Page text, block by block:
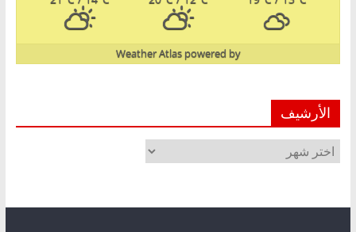
powered by
Weather Atlas
الأرشيف
الأرشيف